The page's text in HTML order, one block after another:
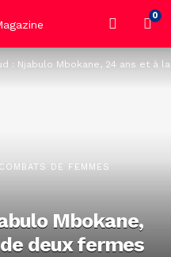
0
: Njabulo Mbokane, 24 ans et à
COMBATS DE FEMMES
Mbokane,
deux fermes